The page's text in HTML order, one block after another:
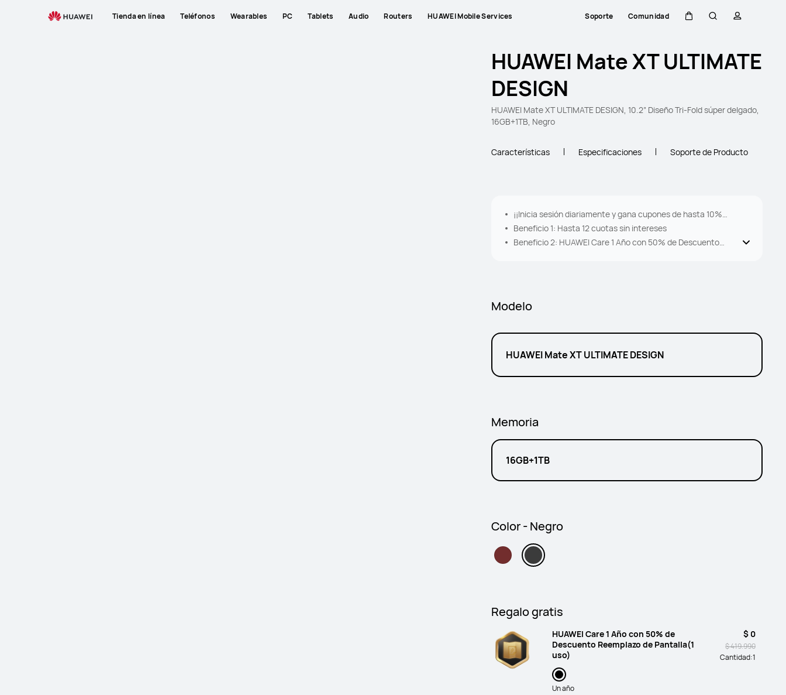
Tienda en línea Teléfonos Wearables PC Tablets Audio Routers HUAWEI Mobile Services Soporte Comunidad
HUAWEI Mate XT ULTIMATE
DESIGN
HUAWEI Mate XT ULTIMATE DESIGN, 10.2” Diseño Tri-Fold súper delgado,
16GB+1TB, Negro
Características Especificaciones Soporte de Producto
¡¡Inicia sesión diariamente y gana cupones de hasta 10%
OFF EXTRA! :obtener
Beneficio 1: Hasta 12 cuotas sin intereses
Beneficio 2: HUAWEI Care 1 Año con 50% de Descuento
Modelo
HUAWEI Mate XT ULTIMATE DESIGN
Memoria
16GB+1TB
Color - Negro
Regalo gratis
HUAWEI Care 1 Año con 50% de
Descuento Reemplazo de Pantalla(1
uso)
Un año
$ 0
$ 419.990
Cantidad:1